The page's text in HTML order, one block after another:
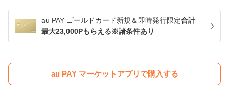
au PAY ゴールドカード新規＆即時発行限定合計
最大23,000Pもらえる※諸条件あり
au PAY マーケットアプリで購入する